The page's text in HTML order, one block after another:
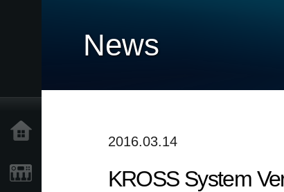
News
2016.03.14
KROSS System